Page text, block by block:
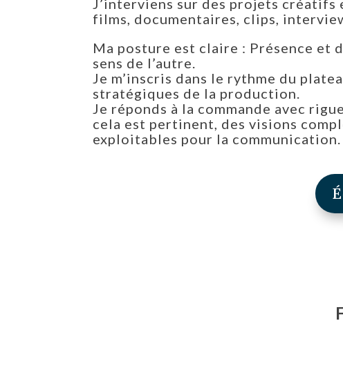
J’interviens sur des projets créatifs
films, documentaires, clips,
Ma posture est claire : Présence et
sens de l’autre.
Je m’inscris dans le rythme du
stratégiques de la production.
Je réponds à la commande avec
cela est pertinent, des visions
exploitables pour la communication.